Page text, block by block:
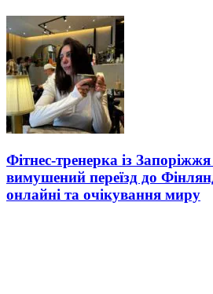
Фітнес-тренерка із
вимушений переїзд до
онлайні та очікування миру